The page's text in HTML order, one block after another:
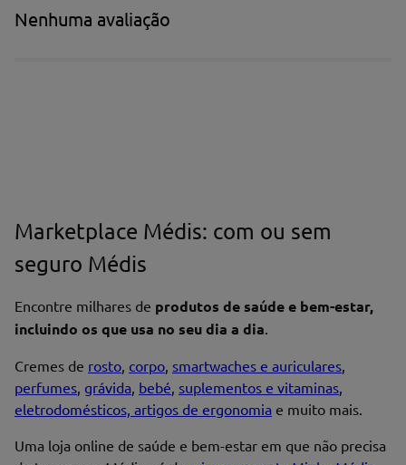
Nome*
Endereço de email
Nenhuma avaliação
Marketplace Médis: com ou sem
seguro Médis
Encontre milhares de produtos de saúde e bem-estar,
incluindo os que usa no seu dia a dia.
Cremes de rosto, corpo, smartwaches e auriculares,
perfumes, grávida, bebé, suplementos e vitaminas,
eletrodomésticos, artigos de ergonomia e muito mais.
Uma loja online de saúde e bem-estar em que não precisa